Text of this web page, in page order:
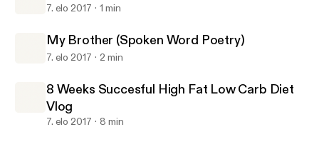
7. elo 2017 1 min
My Brother (Spoken Word Poetry)
7. elo 2017 2 min
8 Weeks Succesful High Fat Low Carb Diet
Vlog
7. elo 2017 8 min